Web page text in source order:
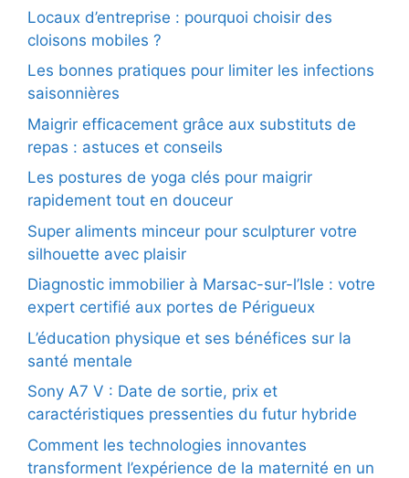
Locaux d’entreprise : pourquoi choisir des
cloisons mobiles ?
Les bonnes pratiques pour limiter les infections
saisonnières
Maigrir efficacement grâce aux substituts de
repas : astuces et conseils
Les postures de yoga clés pour maigrir
rapidement tout en douceur
Super aliments minceur pour sculpturer votre
silhouette avec plaisir
Diagnostic immobilier à Marsac-sur-l’Isle : votre
expert certifié aux portes de Périgueux
L’éducation physique et ses bénéfices sur la
santé mentale
Sony A7 V : Date de sortie, prix et
caractéristiques pressenties du futur hybride
Comment les technologies innovantes
transforment l’expérience de la maternité en un